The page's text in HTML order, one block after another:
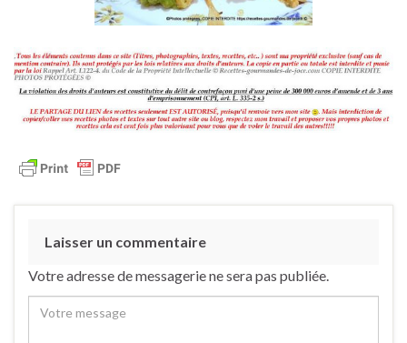
Laisser un commentaire
Votre adresse de messagerie ne sera pas publiée.